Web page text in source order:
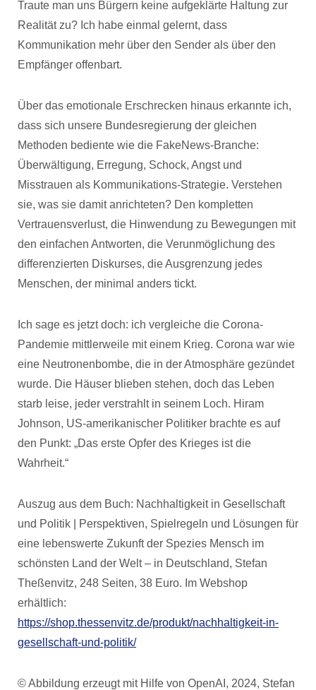
Traute man uns Bürgern keine aufgeklärte Haltung zur
Realität zu? Ich habe einmal gelernt, dass
Kommunikation mehr über den Sender als über den
Empfänger offenbart.
Über das emotionale Erschrecken hinaus erkannte ich,
dass sich unsere Bundesregierung der gleichen
Methoden bediente wie die FakeNews-Branche:
Überwältigung, Erregung, Schock, Angst und
Misstrauen als Kommunikations-Strategie. Verstehen
sie, was sie damit anrichteten? Den kompletten
Vertrauensverlust, die Hinwendung zu Bewegungen mit
den einfachen Antworten, die Verunmöglichung des
differenzierten Diskurses, die Ausgrenzung jedes
Menschen, der minimal anders tickt.
Ich sage es jetzt doch: ich vergleiche die Corona-
Pandemie mittlerweile mit einem Krieg. Corona war wie
eine Neutronenbombe, die in der Atmosphäre gezündet
wurde. Die Häuser blieben stehen, doch das Leben
starb leise, jeder verstrahlt in seinem Loch. Hiram
Johnson, US-amerikanischer Politiker brachte es auf
den Punkt: „Das erste Opfer des Krieges ist die
Wahrheit.“
Auszug aus dem Buch: Nachhaltigkeit in Gesellschaft
und Politik | Perspektiven, Spielregeln und Lösungen für
eine lebenswerte Zukunft der Spezies Mensch im
schönsten Land der Welt – in Deutschland, Stefan
Theßenvitz, 248 Seiten, 38 Euro. Im Webshop
erhältlich:
https://shop.thessenvitz.de/produkt/nachhaltigkeit-in-
gesellschaft-und-politik/
© Abbildung erzeugt mit Hilfe von OpenAI, 2024, Stefan